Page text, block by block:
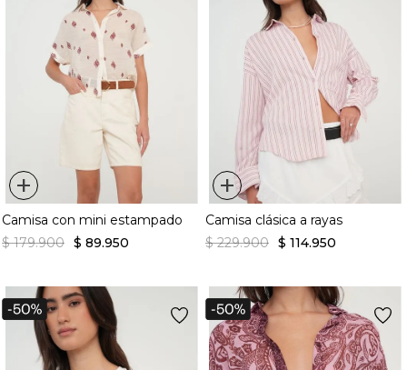
+
Camisa con mini estampado
$ 179.900 $ 89.950
+
Camisa clásica a rayas
$ 229.900 $ 114.950